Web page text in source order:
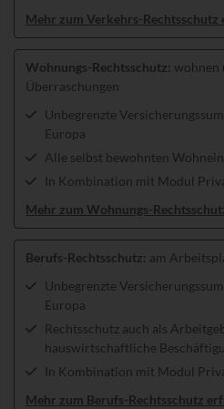
Mehr zum Verkehrs-Rechtsschutz
Wohnungs-Rechtsschutz: wohnen
Überraschungen
Unbegrenzte
Europa
Alle selbst bewohnten
In Kombination mit Modul
Mehr zum Wohnungs-
Berufs-Rechtsschutz: am
Unbegrenzte
Europa
Rechtsschutz auch als
hauswirtschaftliche
In Kombination mit Modul
Mehr zum Berufs-Rechtsschutz